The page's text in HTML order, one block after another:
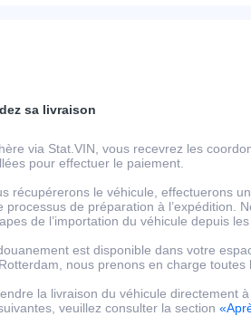
sa livraison
via Stat.VIN, vous recevrez les
pour effectuer le paiement.
récupérerons le véhicule, effectuerons
de préparation à l’expédition.
de l’importation du véhicule depuis les
est disponible dans votre
nous prenons en charge toutes
la livraison du véhicule directement
veuillez consulter la section